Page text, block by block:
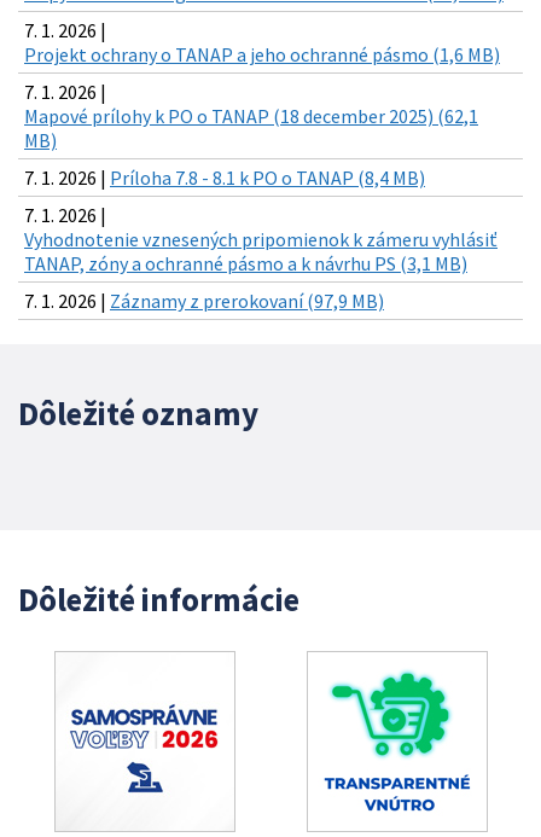
7. 1. 2026 |
Projekt ochrany o TANAP a jeho ochranné pásmo (1,6 MB)
7. 1. 2026 |
Mapové prílohy k PO o TANAP (18 december 2025) (62,1
MB)
7. 1. 2026 | Príloha 7.8 - 8.1 k PO o TANAP (8,4 MB)
7. 1. 2026 |
Vyhodnotenie vznesených pripomienok k zámeru vyhlásiť
TANAP, zóny a ochranné pásmo a k návrhu PS (3,1 MB)
7. 1. 2026 | Záznamy z prerokovaní (97,9 MB)
Dôležité oznamy
Dôležité informácie